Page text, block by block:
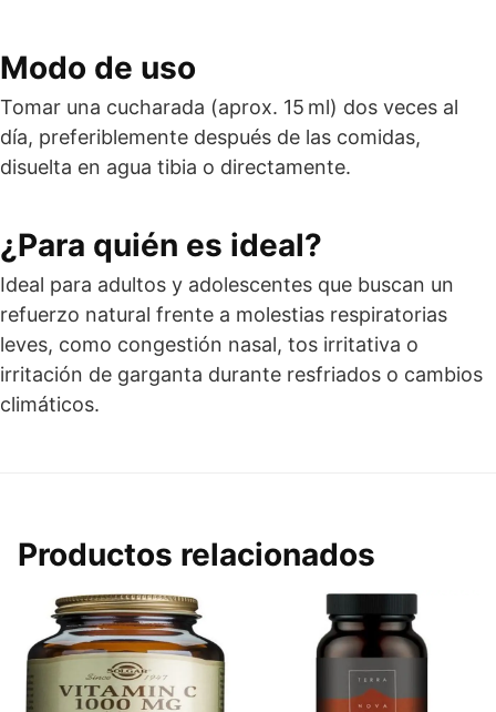
Modo de uso
Tomar una cucharada (aprox. 15 ml) dos veces al
día, preferiblemente después de las comidas,
disuelta en agua tibia o directamente.
¿Para quién es ideal?
Ideal para adultos y adolescentes que buscan un
refuerzo natural frente a molestias respiratorias
leves, como congestión nasal, tos irritativa o
irritación de garganta durante resfriados o cambios
climáticos.
Productos relacionados